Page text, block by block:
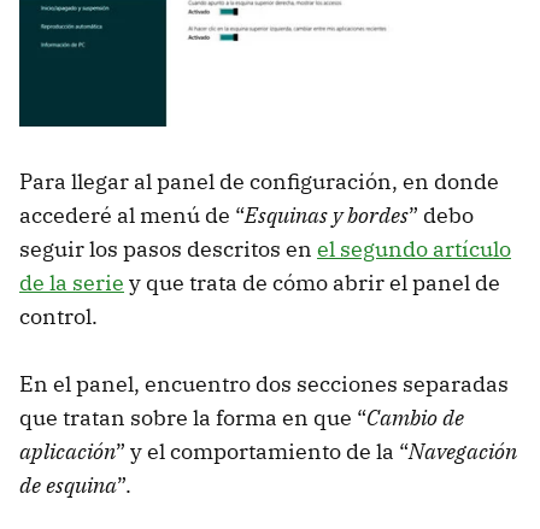
Para llegar al panel de configuración, en donde
accederé al menú de “Esquinas y bordes” debo
seguir los pasos descritos en el segundo artículo
de la serie y que trata de cómo abrir el panel de
control.
En el panel, encuentro dos secciones separadas
que tratan sobre la forma en que “Cambio de
aplicación” y el comportamiento de la “Navegación
de esquina”.